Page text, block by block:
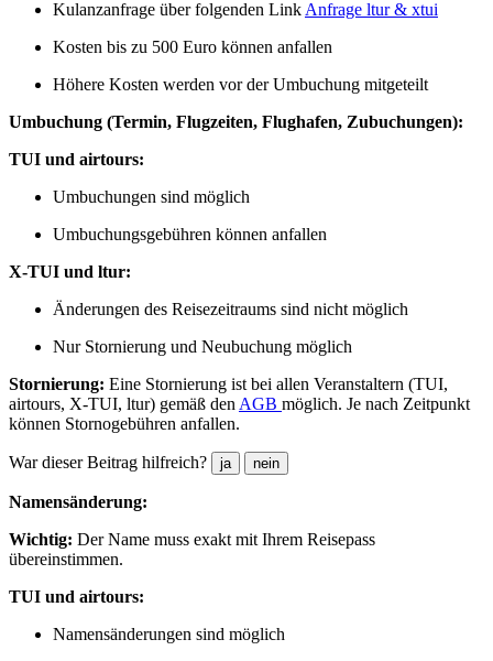
Kulanzanfrage über folgenden Link ⁣Anfrage ltur & xtui
Kosten bis zu 500 Euro können anfallen
Höhere Kosten werden vor der Umbuchung mitgeteilt
Umbuchung (Termin, Flugzeiten, Flughafen, Zubuchungen):
TUI und airtours:
Umbuchungen sind möglich
Umbuchungsgebühren können anfallen
X-TUI und ltur:
Änderungen des Reisezeitraums sind nicht möglich
Nur Stornierung und Neubuchung möglich
Stornierung: Eine Stornierung ist bei allen Veranstaltern (TUI,
airtours, X-TUI, ltur) gemäß den AGB möglich. Je nach Zeitpunkt
können Stornogebühren anfallen.
War dieser Beitrag hilfreich? ja nein
Namensänderung:
Wichtig: Der Name muss exakt mit Ihrem Reisepass
übereinstimmen.
TUI und airtours:
Namensänderungen sind möglich